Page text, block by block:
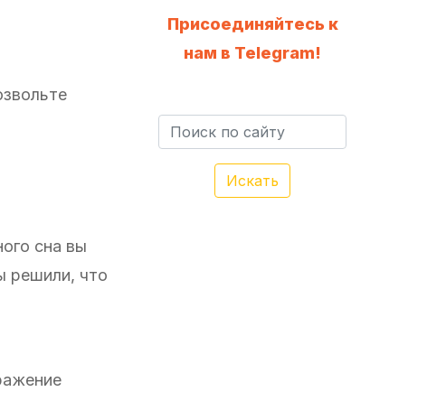
сна вы
решили, что
Присоединяйтесь к
нам в Telegram!
Искать